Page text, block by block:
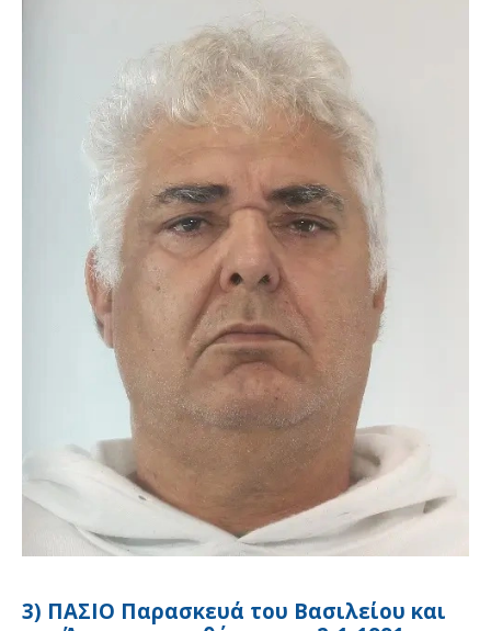
3) ΠΑΣΙΟ Παρασκευά του Βασιλείου και